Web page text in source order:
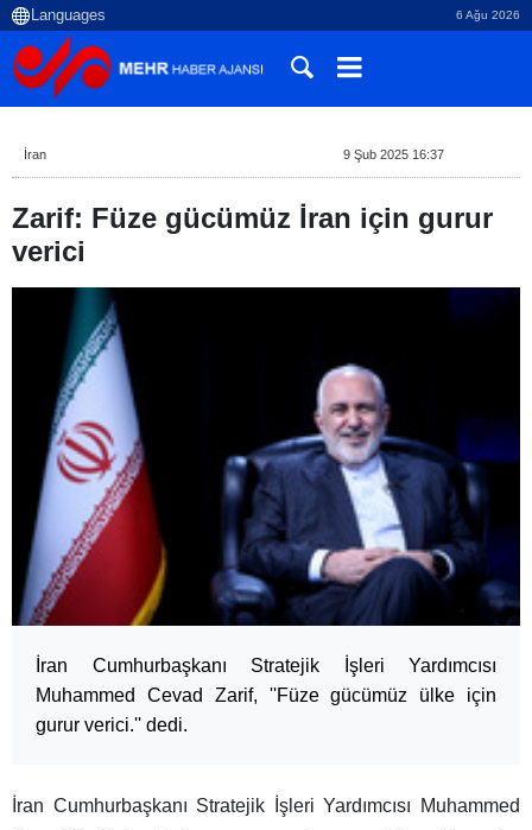
6 Ağu 2026
İran 9 Şub 2025 16:37
Zarif: Füze gücümüz İran için gurur
verici
İran Cumhurbaşkanı Stratejik İşleri Yardımcısı
Muhammed Cevad Zarif, ''Füze gücümüz ülke için
gurur verici.'' dedi.
İran Cumhurbaşkanı Stratejik İşleri Yardımcısı Muhammed